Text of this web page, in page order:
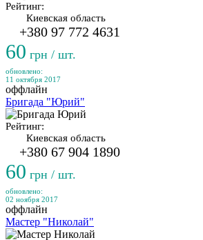
Рейтинг:
Киевская область
+380 97 772 4631
60 грн / шт.
обновлено:
11 октября 2017
оффлайн
Бригада "Юрий"
Рейтинг:
Киевская область
+380 67 904 1890
60 грн / шт.
обновлено:
02 ноября 2017
оффлайн
Мастер "Николай"